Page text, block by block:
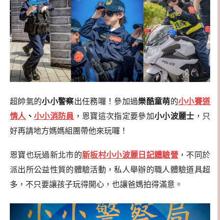
超帥氣的小小警察出任務囉！參加過樂酷童萌的小小賽道
情人 、小小消防員 ，恩寶這次指定要參加小小波麗士 ，只
好再請地方媽媽組團帶他來玩囉！
恩寶也玩過新北市的新板村小小波麗日記體驗營 ，不同於
派出所公益性質的體驗活動，私人舉辦的職人體驗道具超
多，不只要讓孩子玩得開心，也讓爸媽拍得滿意。